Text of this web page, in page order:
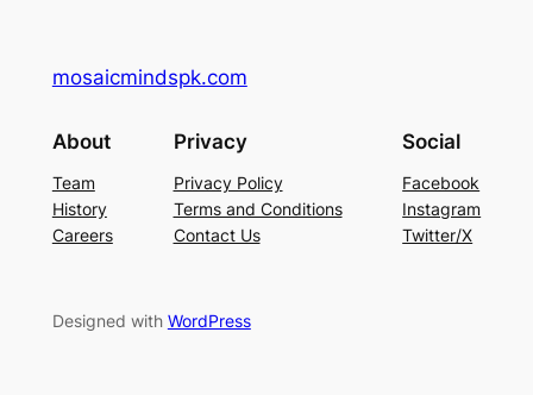
mosaicmindspk.com
About
Team
History
Careers
Privacy
Privacy Policy
Terms and Conditions
Contact Us
Social
Facebook
Instagram
Twitter/X
Designed with WordPress